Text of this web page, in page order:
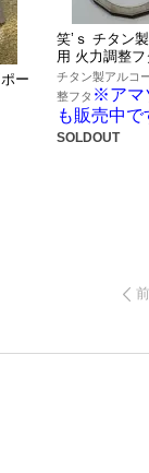
ー
笑’ｓ チタン
用 火力調整フ
チタン製アルコ
整フタ ※アマ
も販売中で
SOLDOUT